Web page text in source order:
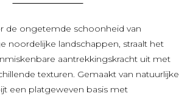
de ongetemde schoonheid van
noordelijke landschappen, straalt het
aantrekkingskracht uit met
texturen. Gemaakt van natuurlijke
een platgeweven basis met